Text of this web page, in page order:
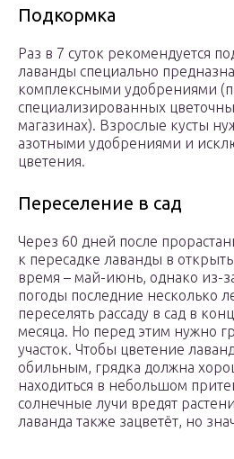
Подкормка
Раз в 7 суток рекомендуется
лаванды специально
комплексными удобрениями
специализированных
магазинах). Взрослые кусты
азотными удобрениями и
цветения.
Переселение в сад
Через 60 дней после
к пересадке лаванды в
время – май-июнь, однако из-
погоды последние несколько
переселять рассаду в сад в
месяца. Но перед этим нужно
участок. Чтобы цветение
обильным, грядка должна
находиться в небольшом
солнечные лучи вредят
лаванда также зацветёт, но